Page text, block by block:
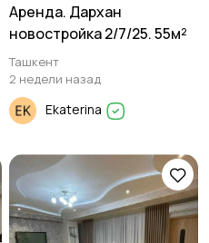
Аренда. Дархан
новостройка 2/7/25. 55м²
Ташкент
2 недели назад
Ekaterina